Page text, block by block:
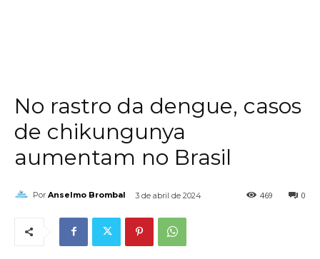
No rastro da dengue, casos
de chikungunya
aumentam no Brasil
Por Anselmo Brombal 3 de abril de 2024 0
469